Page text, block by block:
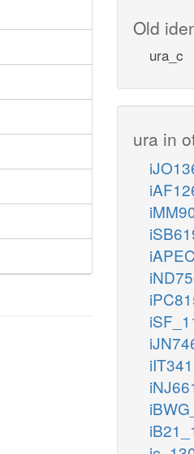
Old
ura_c
ura in
iIT341